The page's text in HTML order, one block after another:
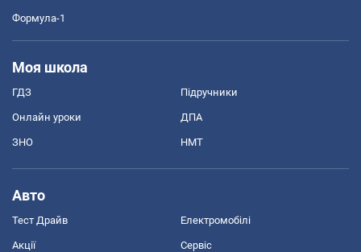
Формула-1
Моя школа
ГДЗ Підручники
Онлайн уроки ДПА
ЗНО НМТ
Авто
Тест Драйв Електромобілі
Акції Сервіс